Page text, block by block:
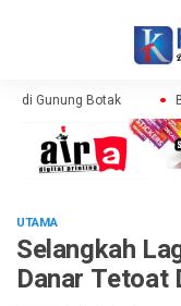
di Gunung Botak
UTAMA
Selangkah
Danar Tetoat